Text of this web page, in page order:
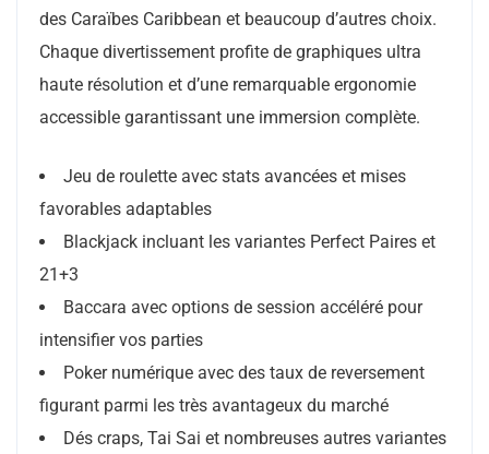
des Caraïbes Caribbean et beaucoup d’autres choix.
Chaque divertissement profite de graphiques ultra
haute résolution et d’une remarquable ergonomie
accessible garantissant une immersion complète.
Jeu de roulette avec stats avancées et mises
favorables adaptables
Blackjack incluant les variantes Perfect Paires et
21+3
Baccara avec options de session accéléré pour
intensifier vos parties
Poker numérique avec des taux de reversement
figurant parmi les très avantageux du marché
Dés craps, Tai Sai et nombreuses autres variantes